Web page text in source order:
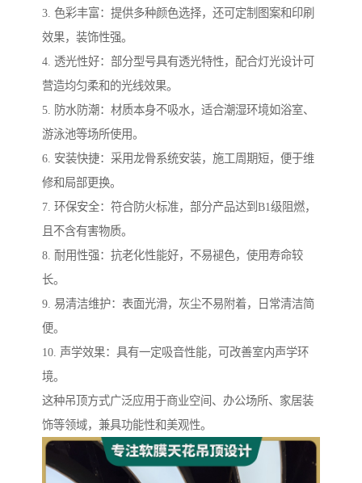
3. 色彩丰富：提供多种颜色选择，还可定制图案和印刷
效果，装饰性强。
4. 透光性好：部分型号具有透光特性，配合灯光设计可
营造均匀柔和的光线效果。
5. 防水防潮：材质本身不吸水，适合潮湿环境如浴室、
游泳池等场所使用。
6. 安装快捷：采用龙骨系统安装，施工周期短，便于维
修和局部更换。
7. 环保安全：符合防火标准，部分产品达到B1级阻燃，
且不含有害物质。
8. 耐用性强：抗老化性能好，不易褪色，使用寿命较
长。
9. 易清洁维护：表面光滑，灰尘不易附着，日常清洁简
便。
10. 声学效果：具有一定吸音性能，可改善室内声学环
境。
这种吊顶方式广泛应用于商业空间、办公场所、家居装
饰等领域，兼具功能性和美观性。